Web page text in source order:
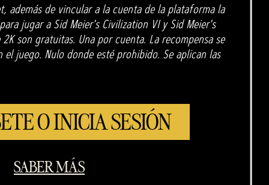
además de vincular a la cuenta de la plataforma la
jugar a Sid Meier's Civilization VI y Sid Meier's
son gratuitas. Una por cuenta. La recompensa se
juego. Nulo donde esté prohibido. Se aplican las
O INICIA SESIÓN
SABER MÁS